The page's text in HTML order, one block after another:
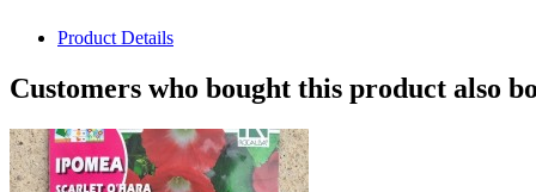
Product Details
Customers who bought this product also